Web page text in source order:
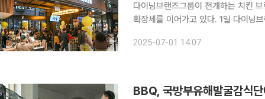
다이닝브랜즈그룹이 전개하는 치킨
확장세를 이어가고 있다. 1일 다이닝브랜즈그룹에 따르면 bhc는 현재 태국, 말레이시아, 싱가포르,
국 5호점을 내는 한편 태국·싱가포르·
2025-07-01 14:07
BBQ, 국방부유해발굴감식